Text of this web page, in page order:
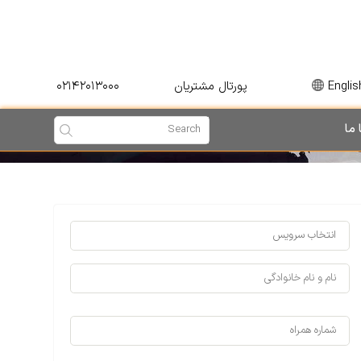
پورتال مشتریان ۰۲۱۴۲۰۱۳۰۰۰
ما